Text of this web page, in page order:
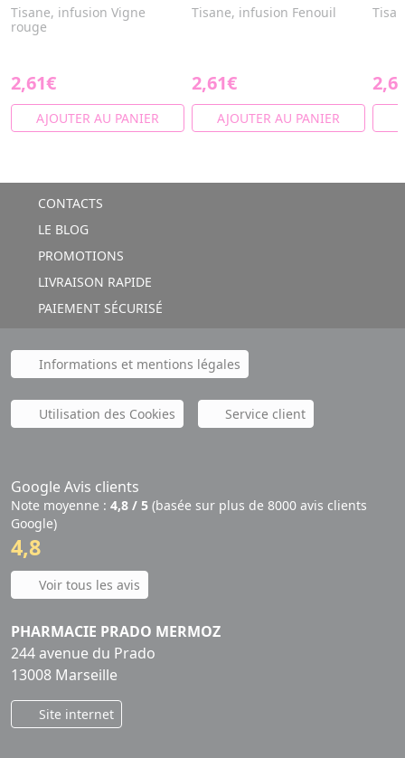
Tisane, infusion Vigne
rouge
2,61€
AJOUTER AU PANIER
Tisane, infusion Fenouil
2,61€
AJOUTER AU PANIER
CONTACTS
LE BLOG
PROMOTIONS
LIVRAISON RAPIDE
PAIEMENT SÉCURISÉ
Informations et mentions légales
Utilisation des Cookies Service client
Google Avis clients
Note moyenne : 4,8 / 5 (basée sur plus de 8000 avis clients
Google)
4,8
Voir tous les avis
PHARMACIE PRADO MERMOZ
244 avenue du Prado
13008 Marseille
Site internet